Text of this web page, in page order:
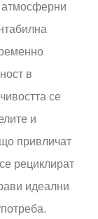
атмосферни
в
се
и
привличат
рециклират
идеални